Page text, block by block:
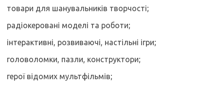
товари для шанувальників творчості;
радіокеровані моделі та роботи;
інтерактивні, розвиваючі, настільні ігри;
головоломки, пазли, конструктори;
герої відомих мультфільмів;